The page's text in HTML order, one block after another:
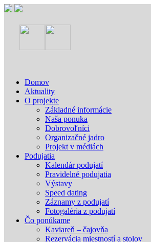
Domov
Aktuality
O projekte
Základné informácie
Naša ponuka
Dobrovoľníci
Organizačné jadro
Projekt v médiách
Podujatia
Kalendár podujatí
Pravidelné podujatia
Výstavy
Speed dating
Záznamy z podujatí
Fotogaléria z podujatí
Čo ponúkame
Kaviareň – čajovňa
Rezervácia miestností a stolov